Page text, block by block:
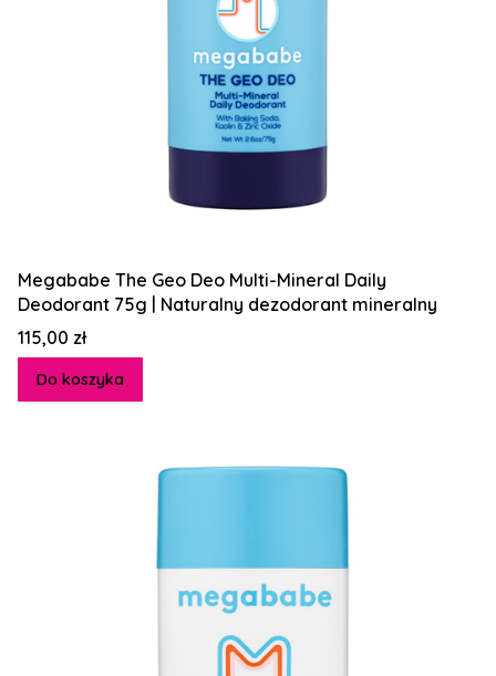
Megababe The Geo Deo Multi-Mineral Daily
Deodorant 75g | Naturalny dezodorant mineralny
Cena
115,00 zł
Do koszyka